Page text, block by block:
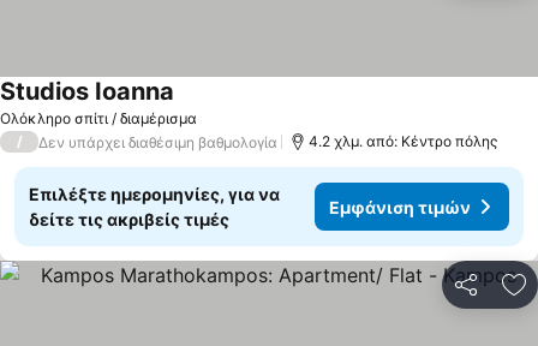
Ολόκληρο σπίτι / διαμέρισμα
Studios Ioanna
/ Δεν υπάρχει διαθέσιμη βαθμολογία 4.2 χλμ. από: Κέντρο πόλης
Επιλέξτε ημερομηνίες, για να
δείτε τις ακριβείς τιμές
Εμφάνιση τιμών